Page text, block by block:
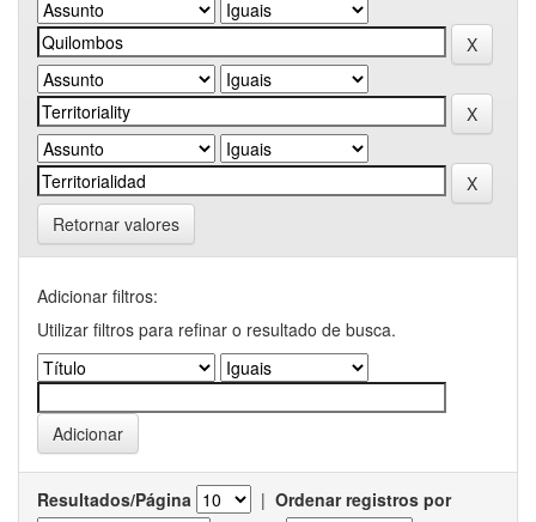
Retornar valores
Adicionar filtros:
Utilizar filtros para refinar o resultado de busca.
Resultados/Página | Ordenar registros por